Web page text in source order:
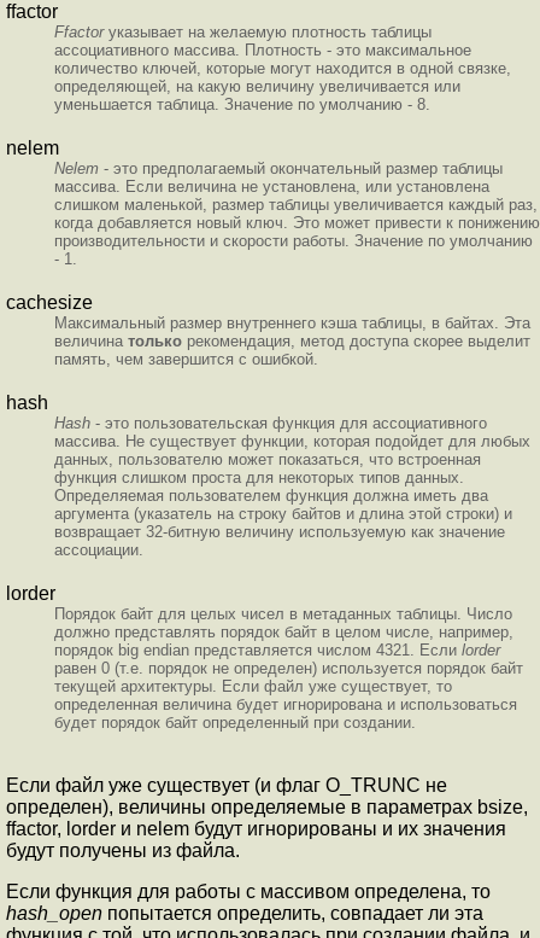
ffactor
Ffactorуказывает на желаемую плотность таблицы
ассоциативного массива. Плотность - это максимальное
количество ключей, которые могут находится в одной связке,
определяющей, на какую величину увеличивается или
уменьшается таблица. Значение по умолчанию - 8.
nelem
Nelem - это предполагаемый окончательный размер таблицы
массива. Если величина не установлена, или установлена
слишком маленькой, размер таблицы увеличивается каждый раз,
когда добавляется новый ключ. Это может привести к понижению
производительности и скорости работы. Значение по умолчанию
- 1.
cachesize
Максимальный размер внутреннего кэша таблицы, в байтах. Эта
величина только рекомендация, метод доступа скорее выделит
память, чем завершится с ошибкой.
hash
Hash - это пользовательская функция для ассоциативного
массива. Не существует функции, которая подойдет для любых
данных, пользователю может показаться, что встроенная
функция слишком проста для некоторых типов данных.
Определяемая пользователем функция должна иметь два
аргумента (указатель на строку байтов и длина этой строки) и
возвращает 32-битную величину используемую как значение
ассоциации.
lorder
Порядок байт для целых чисел в метаданных таблицы. Число
должно представлять порядок байт в целом числе, например,
порядок big endian представляется числом 4321. Если lorder
равен 0 (т.е. порядок не определен) используется порядок байт
текущей архитектуры. Если файл уже существует, то
определенная величина будет игнорирована и использоваться
будет порядок байт определенный при создании.
Если файл уже существует (и флаг O_TRUNC не
определен), величины определяемые в параметрах bsize,
ffactor, lorder и nelem будут игнорированы и их значения
будут получены из файла.
Если функция для работы с массивом определена, то
hash_open попытается определить, совпадает ли эта